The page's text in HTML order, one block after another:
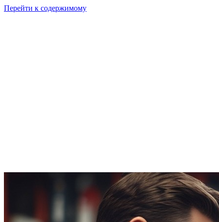
Перейти к содержимому